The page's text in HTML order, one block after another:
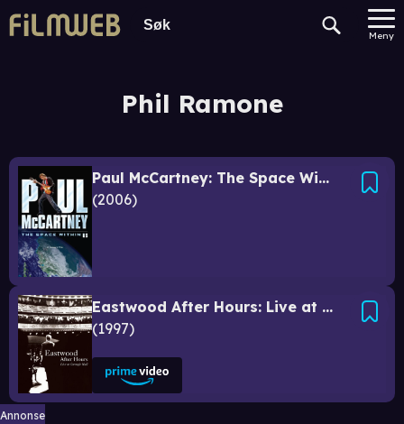
Meny
Phil Ramone
Paul McCartney: The Space Within Us
2006
Eastwood After Hours: Live at Carnegie Hall
1997
Annonse